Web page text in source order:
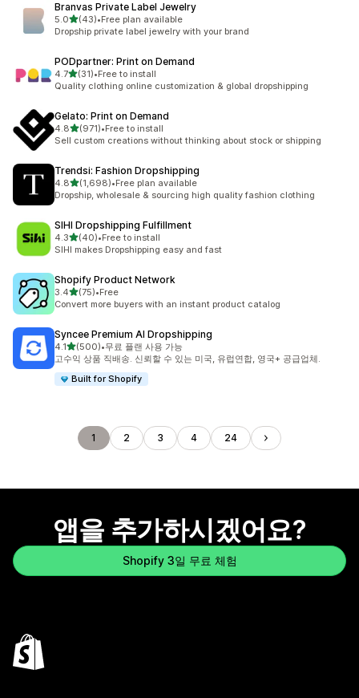
Branvas Private Label Jewelry
5.0별 5개 중
(43)
총 리뷰 43개
•Free plan available
Dropship private label jewelry with your brand
PODpartner: Print on Demand
4.7별 5개 중
(31)
총 리뷰 31개
•Free to install
Quality clothing online customization & global dropshipping
Gelato: Print on Demand
4.8별 5개 중
(971)
총 리뷰 971개
•Free to install
Sell custom creations without thinking about stock or shipping
Trendsi: Fashion Dropshipping
4.8별 5개 중
(1,698)
총 리뷰 1698개
•Free plan available
Dropship, wholesale & sourcing high quality fashion clothing
SIHI Dropshipping Fulfillment
4.3별 5개 중
(40)
총 리뷰 40개
•Free to install
SIHI makes Dropshipping easy and fast
Shopify Product Network
3.4별 5개 중
(75)
총 리뷰 75개
•Free
Convert more buyers with an instant product catalog
Syncee Premium AI Dropshipping
4.1별 5개 중
(500)
총 리뷰 500개
•무료 플랜 사용 가능
고수익 상품 직배송. 신뢰할 수 있는 미국, 유럽연합, 영국+ 공급업체.
Built for Shopify
1 2 3 4 24
앱을 추가하시겠어요?
Shopify 3일 무료 체험